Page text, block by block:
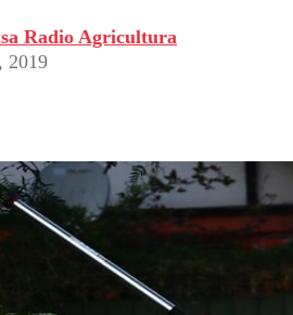
Chilena
en medios
Radio Agricultura
2019